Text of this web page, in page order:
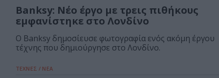
Banksy: Νέο έργο με τρεις πιθήκους
εμφανίστηκε στο Λονδίνο
Ο Banksy δημοσίευσε φωτογραφία ενός ακόμη έργου
τέχνης που δημιούργησε στο Λονδίνο.
ΤΕΧΝΕΣ / ΝΕΑ